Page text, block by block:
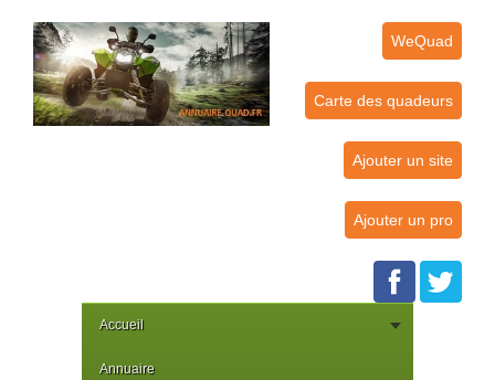
WeQuad
Carte des quadeurs
Ajouter un site
Ajouter un pro
Accueil
Annuaire